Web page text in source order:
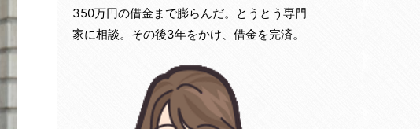
350万円の借金まで膨らんだ。とうとう専門
家に相談。その後3年をかけ、借金を完済。